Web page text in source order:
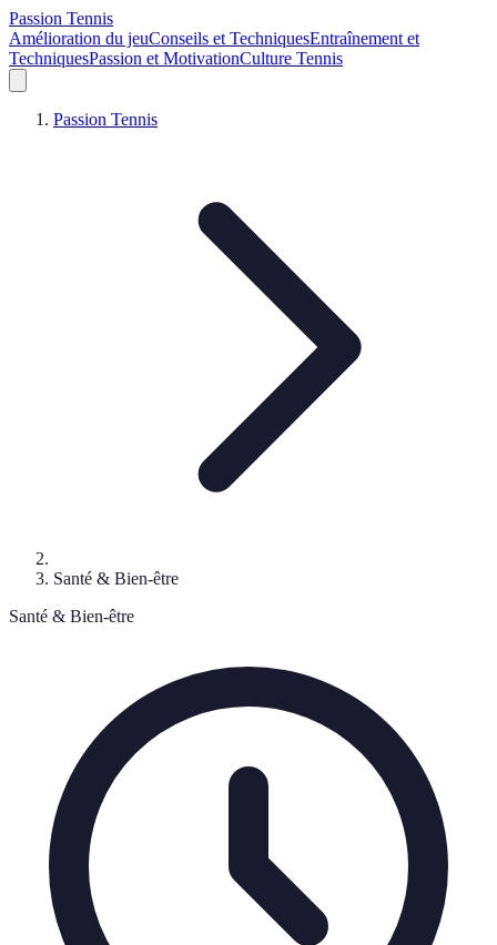
Passion Tennis
Amélioration du jeuConseils et TechniquesEntraînement et
TechniquesPassion et MotivationCulture Tennis
Passion Tennis
Santé & Bien-être
Santé & Bien-être